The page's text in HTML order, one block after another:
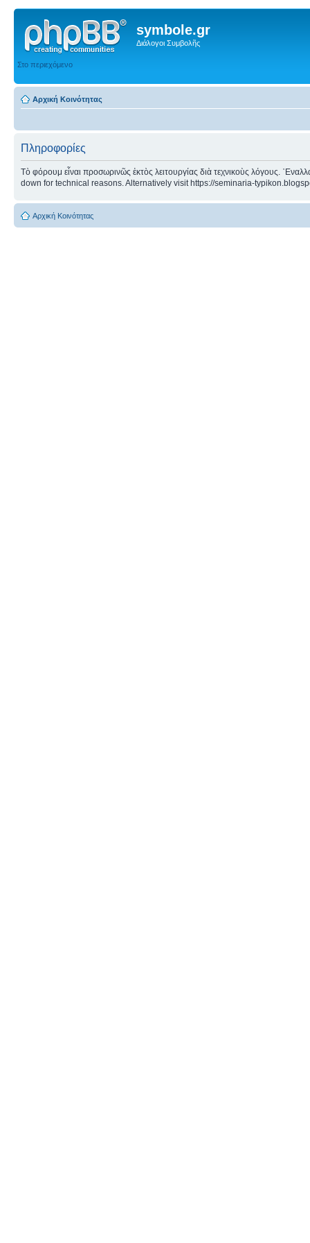
symbole.gr
Διάλογοι Συμβολῆς
Στο περιεχόμενο
Αρχική Κοινότητας
Πληροφορίες
Τὸ φόρουμ εἶναι προσωρινῶς ἐκτὸς λειτουργίας διὰ τεχνικοὺς λόγους.
down for technical reasons. Alternatively visit https://seminaria-
Αρχική Κοινότητας